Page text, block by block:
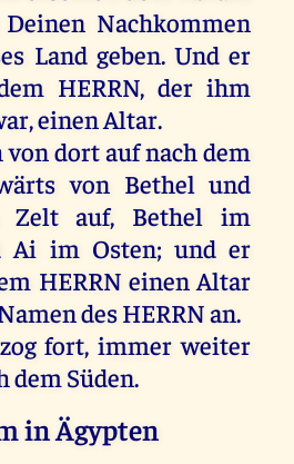
Deinen Nachkommen
Land geben. Und er
HERRN,der ihm
,einenAltar.
vondortaufnachdem
von Bethelund
auf, Bethelim
Ai im Osten; und er
HERRN einen Altar
desHERRNan.
zog fort,immer weiter
dem Süden.
in Ägypten